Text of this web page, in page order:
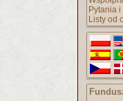
Pytania
Listy od